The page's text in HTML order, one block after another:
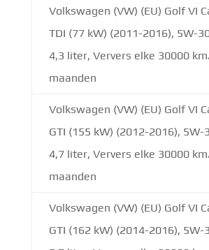
Volkswagen (VW) (EU) Golf VI
TDI (77 kW) (2011-2016), 5W-
4,3 liter, Ververs elke 30000
maanden
Volkswagen (VW) (EU) Golf VI
GTI (155 kW) (2012-2016), 5W-
4,7 liter, Ververs elke 30000
maanden
Volkswagen (VW) (EU) Golf VI
GTI (162 kW) (2014-2016), 5W-